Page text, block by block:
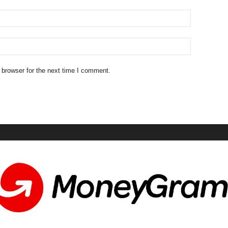
for the next time I comment.